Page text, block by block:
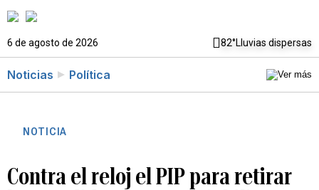
6 de agosto de 2026 82°Lluvias dispersas
Noticias Política
NOTICIA
Contra el reloj el PIP para retirar